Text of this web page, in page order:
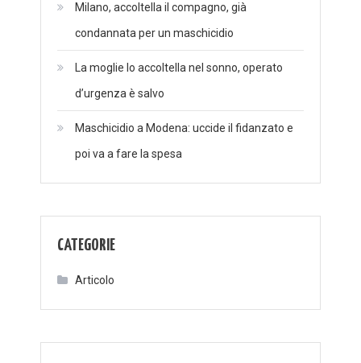
Milano, accoltella il compagno, già
condannata per un maschicidio
La moglie lo accoltella nel sonno, operato
d’urgenza è salvo
Maschicidio a Modena: uccide il fidanzato e
poi va a fare la spesa
CATEGORIE
Articolo